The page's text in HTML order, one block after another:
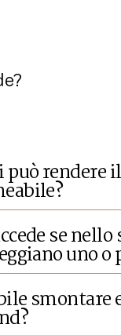
può rendere
se
uno o
smontare